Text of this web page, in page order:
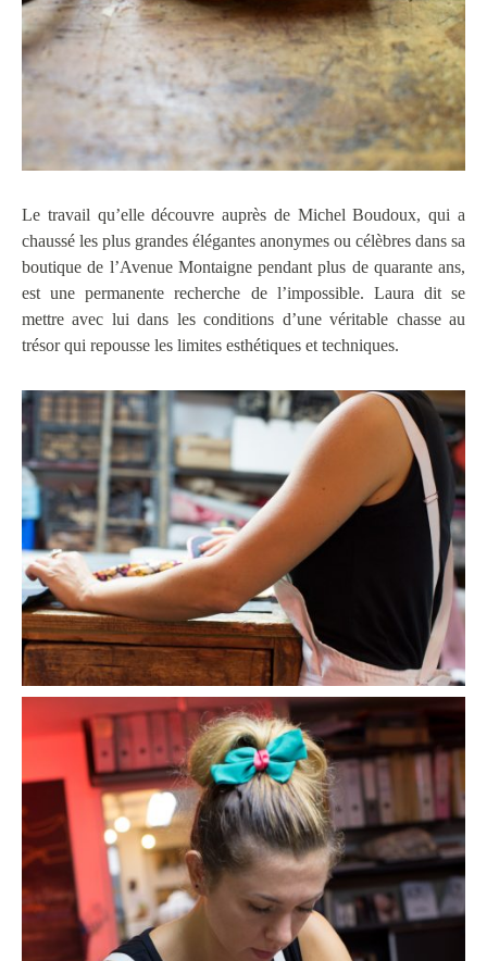
Le travail qu’elle découvre auprès de Michel Boudoux, qui a
chaussé les plus grandes élégantes anonymes ou célèbres dans sa
boutique de l’Avenue Montaigne pendant plus de quarante ans,
est une permanente recherche de l’impossible. Laura dit se
mettre avec lui dans les conditions d’une véritable chasse au
trésor qui repousse les limites esthétiques et techniques.